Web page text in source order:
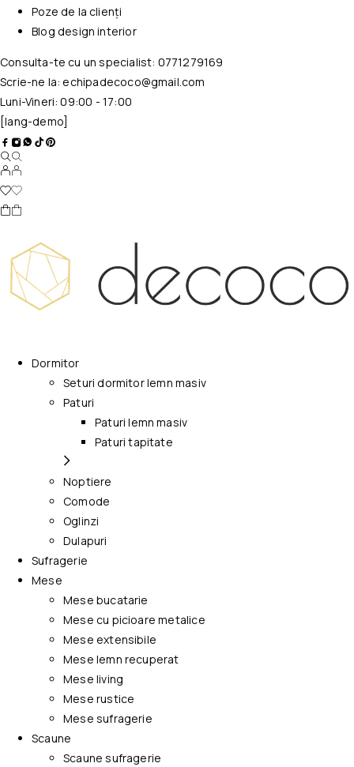
Poze de la clienți
Blog design interior
Consulta-te cu un specialist: 0771279169
Scrie-ne la:echipadecoco@gmail.com
Luni-Vineri: 09:00 - 17:00
[lang-demo]
Dormitor
Seturi dormitor lemn masiv
Paturi
Paturi lemn masiv
Paturi tapitate
Noptiere
Comode
Oglinzi
Dulapuri
Sufragerie
Mese
Mese bucatarie
Mese cu picioare metalice
Mese extensibile
Mese lemn recuperat
Mese living
Mese rustice
Mese sufragerie
Scaune
Scaune sufragerie